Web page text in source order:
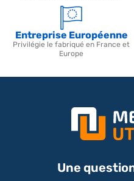
Entreprise Européenne
Privilégie le fabriqué en France et
Europe
Une